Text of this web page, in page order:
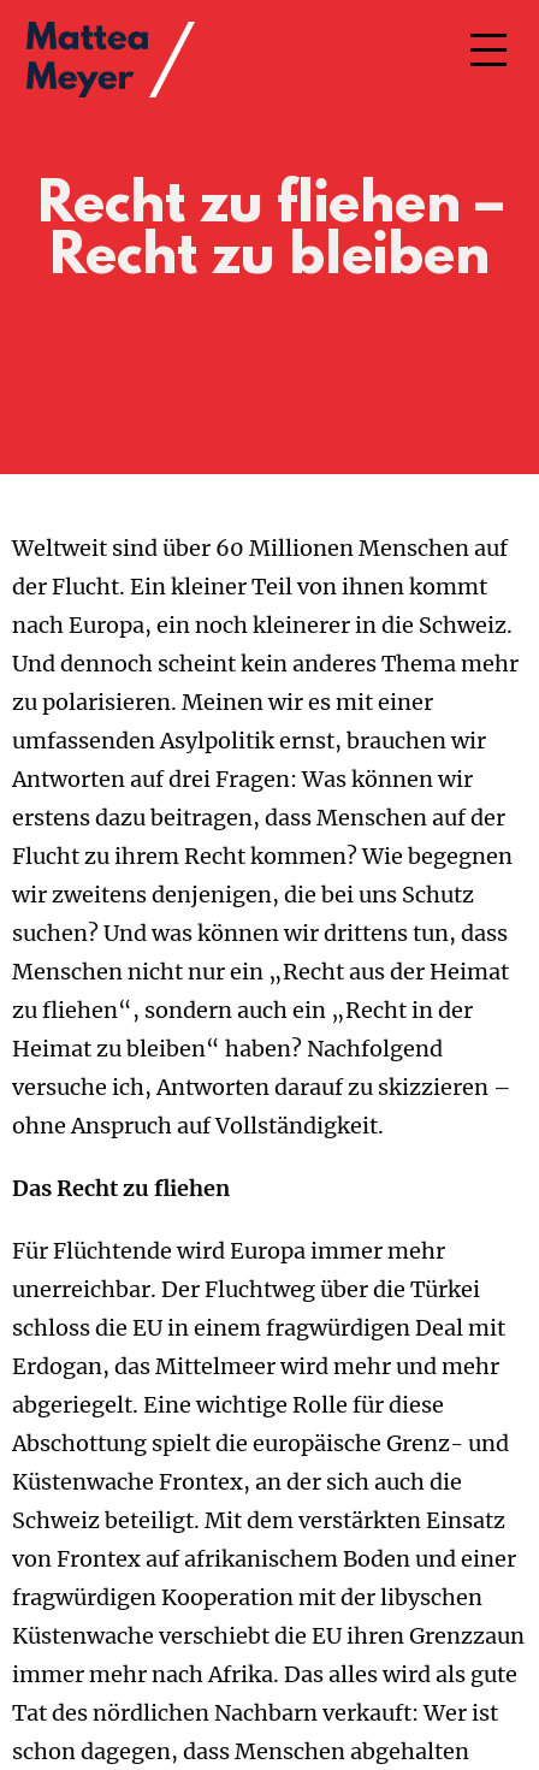
Recht zu fliehen –
Recht zu bleiben
Weltweit sind über 60 Millionen Menschen auf
der Flucht. Ein kleiner Teil von ihnen kommt
nach Europa, ein noch kleinerer in die Schweiz.
Und dennoch scheint kein anderes Thema mehr
zu polarisieren. Meinen wir es mit einer
umfassenden Asylpolitik ernst, brauchen wir
Antworten auf drei Fragen: Was können wir
erstens dazu beitragen, dass Menschen auf der
Flucht zu ihrem Recht kommen? Wie begegnen
wir zweitens denjenigen, die bei uns Schutz
suchen? Und was können wir drittens tun, dass
Menschen nicht nur ein „Recht aus der Heimat
zu fliehen“, sondern auch ein „Recht in der
Heimat zu bleiben“ haben? Nachfolgend
versuche ich, Antworten darauf zu skizzieren –
ohne Anspruch auf Vollständigkeit.
Das Recht zu fliehen
Für Flüchtende wird Europa immer mehr
unerreichbar. Der Fluchtweg über die Türkei
schloss die EU in einem fragwürdigen Deal mit
Erdogan, das Mittelmeer wird mehr und mehr
abgeriegelt. Eine wichtige Rolle für diese
Abschottung spielt die europäische Grenz- und
Küstenwache Frontex, an der sich auch die
Schweiz beteiligt. Mit dem verstärkten Einsatz
von Frontex auf afrikanischem Boden und einer
fragwürdigen Kooperation mit der libyschen
Küstenwache verschiebt die EU ihren Grenzzaun
immer mehr nach Afrika. Das alles wird als gute
Tat des nördlichen Nachbarn verkauft: Wer ist
schon dagegen, dass Menschen abgehalten